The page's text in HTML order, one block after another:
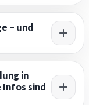
– und
in
Infos sind